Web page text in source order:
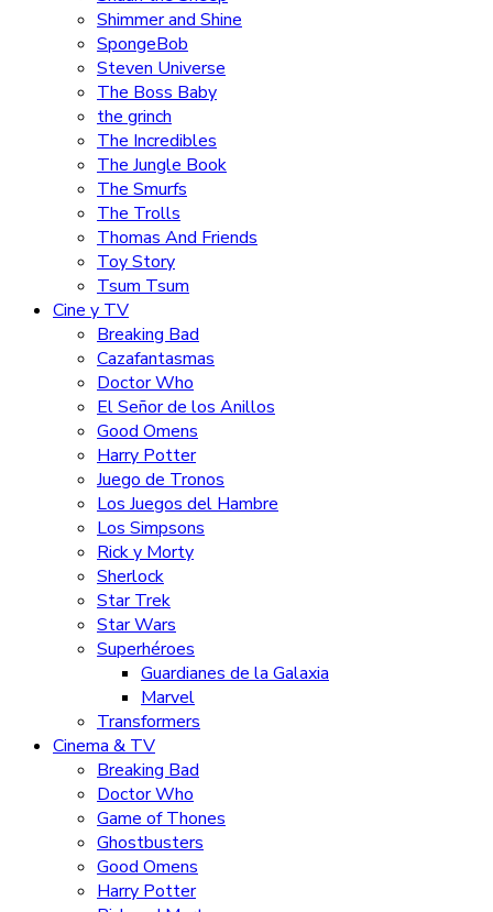
Shimmer and Shine
SpongeBob
Steven Universe
The Boss Baby
the grinch
The Incredibles
The Jungle Book
The Smurfs
The Trolls
Thomas And Friends
Toy Story
Tsum Tsum
Cine y TV
Breaking Bad
Cazafantasmas
Doctor Who
El Señor de los Anillos
Good Omens
Harry Potter
Juego de Tronos
Los Juegos del Hambre
Los Simpsons
Rick y Morty
Sherlock
Star Trek
Star Wars
Superhéroes
Guardianes de la Galaxia
Marvel
Transformers
Cinema & TV
Breaking Bad
Doctor Who
Game of Thones
Ghostbusters
Good Omens
Harry Potter